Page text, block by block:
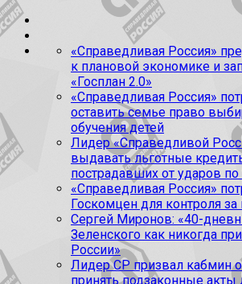
«Справедливая Россия»
к плановой экономике и
«Госплан 2.0»
«Справедливая Россия»
оставить семье право
обучения детей
Лидер «Справедливой
выдавать льготные
пострадавших от ударов
«Справедливая Россия»
Госкомцен для контроля
Сергей Миронов: «40-
Зеленского как никогда
России»
Лидер СР призвал кабмин
принять подзаконные